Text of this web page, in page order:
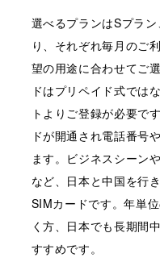
選べるプランはSプラ
り、それぞれ毎月のご
望の用途に合わせてご
ドはプリペイド式では
トよりご登録が必要で
ドが開通され電話番号
ます。ビジネスシーン
など、日本と中国を行
SIMカードです。年単
く方、日本でも長期間
すすめです。